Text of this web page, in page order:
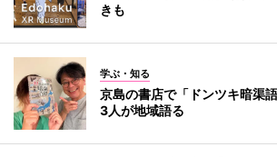
きも
学ぶ・知る
京島の書店で「ドンツキ暗渠
3人が地域語る